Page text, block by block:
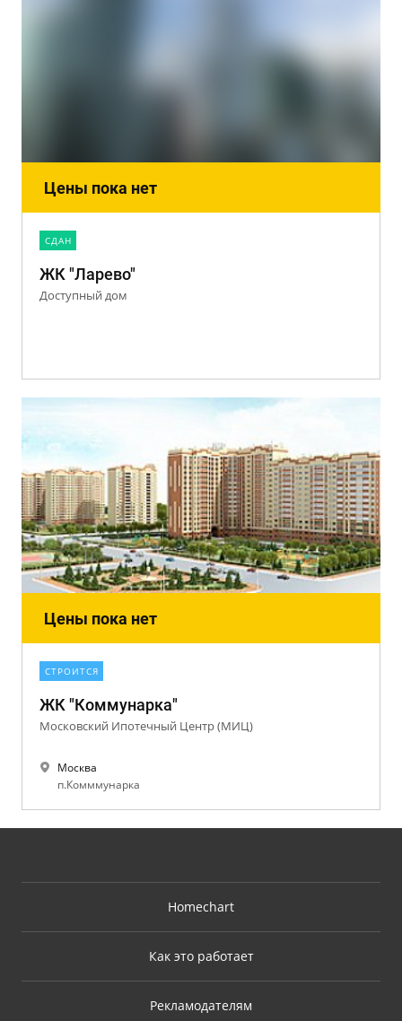
Цены пока нет
CДАН
ЖК "Ларево"
Доступный дом
Цены пока нет
СТРОИТСЯ
ЖК "Коммунарка"
Московский Ипотечный Центр (МИЦ)
Москва
п.Комммунарка
Homechart
Как это работает
Рекламодателям